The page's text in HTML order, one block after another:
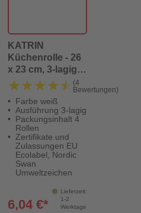
KATRIN
Küchenrolle - 26
x 23 cm, 3-lagig,
weiß, 4 Rollen je
51 Blatt
★★★★★
★★★★★
(4
Bewertungen)
Farbe weiß
Ausführung 3-lagig
Packungsinhalt 4
Rollen
Zertifikate und
Zulassungen EU
Ecolabel, Nordic
Swan
Umweltzeichen
Lieferzeit:
1-2
Werktage
6,04 €*